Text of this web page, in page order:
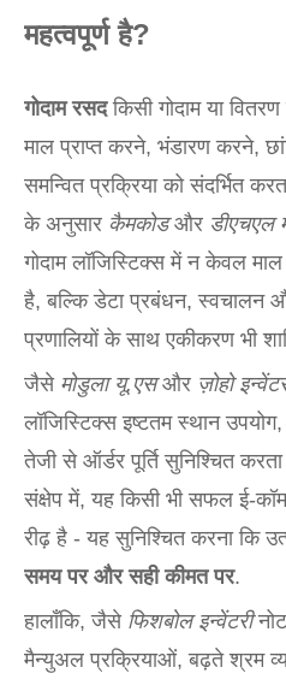
महत्वपूर्ण है?
गोदाम रसदकिसी गोदाम या
माल प्राप्त करने, भंडारण करने,
समन्वित प्रक्रिया को संदर्भित
के अनुसार कैमकोडऔर डीएचएल
गोदाम लॉजिस्टिक्स में न केवल
है, बल्कि डेटा प्रबंधन, स्वचालन
प्रणालियों के साथ एकीकरण भी
जैसे मोडुला यू.एसऔर ज़ोहो
लॉजिस्टिक्स इष्टतम स्थान
तेजी से ऑर्डर पूर्ति सुनिश्चित
संक्षेप में, यह किसी भी सफल ई-
रीढ़ है - यह सुनिश्चित करना कि
समय पर और सही कीमत पर.
हालाँकि, जैसे फिशबोल इन्वेंटरी
मैन्युअल प्रक्रियाओं, बढ़ते श्रम